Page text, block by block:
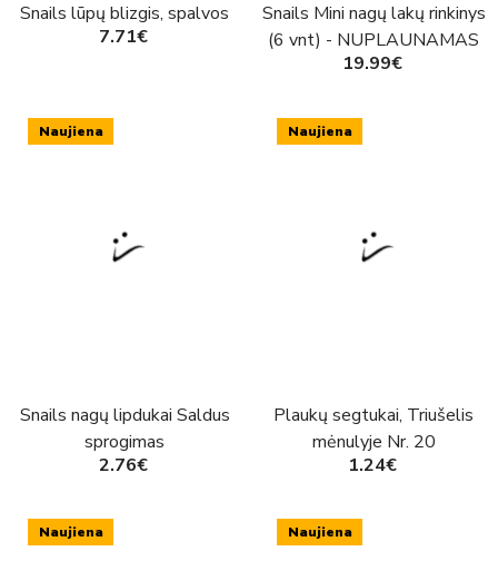
Snails lūpų blizgis, spalvos
7.71€
Snails Mini nagų lakų rinkinys
(6 vnt) - NUPLAUNAMAS
nagų lakas
19.99€
Naujiena
Snails nagų lipdukai Saldus
sprogimas
2.76€
Naujiena
Plaukų segtukai, Triušelis
mėnulyje Nr. 20
1.24€
Naujiena Naujiena